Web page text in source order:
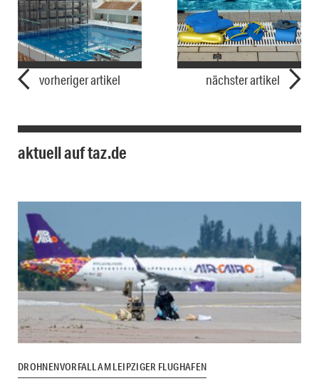
vorheriger artikel nächster artikel
aktuell auf taz.de
DROHNENVORFALL AM LEIPZIGER FLUGHAFEN